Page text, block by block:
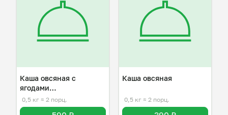
Каша овсяная с
ягодами
(сухафруктами)
0,5 кг ≈ 2 порц.
Каша овсяная
0,5 кг ≈ 2 порц.